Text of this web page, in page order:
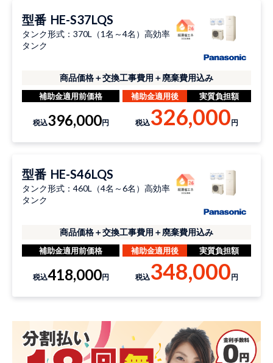
型番 HE-S37LQS
タンク形式：370L（1名～4名）高効率
タンク
商品価格＋交換工事費用＋廃棄費用込み
補助金適用前価格
税込396,000円
補助金適用後 実質負担額
税込326,000円
型番 HE-S46LQS
タンク形式：460L（4名～6名）高効率
タンク
商品価格＋交換工事費用＋廃棄費用込み
補助金適用前価格
税込418,000円
補助金適用後 実質負担額
税込348,000円